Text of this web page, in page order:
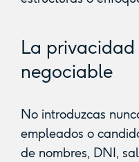
La
negociable
No introduzcas
empleados o
de nombres, DNI,